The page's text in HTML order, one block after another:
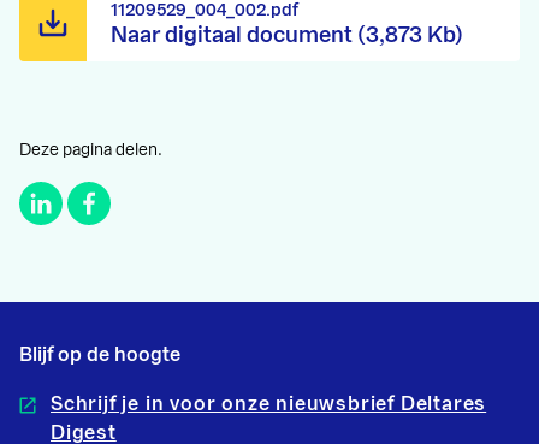
Naar digitaal document (3,873 Kb)
11209529_004_002.pdf
Deze pagina delen.
Blijf op de hoogte
Schrijf je in voor onze nieuwsbrief Deltares
Digest